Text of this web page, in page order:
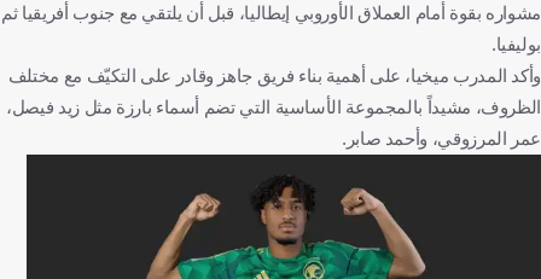
مشواره بقوة أمام العملاق الأوروبي إيطاليا، قبل أن يلتقي مع جنوب أفريقيا ثم
بوليفيا.
وأكد المدرب ميخيا، على أهمية بناء فريق جاهز وقادر على التكيّف مع مختلف
الظروف، مشيداً بالمجموعة الأساسية التي تضم أسماء بارزة مثل زيد فيصل،
عمر المرزوقي، وأحمد صابر.